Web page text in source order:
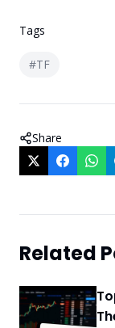
Tags
#TF
Share
Related